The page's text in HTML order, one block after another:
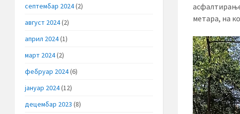
метара, на
септембар 2024(2)
август 2024(2)
април 2024(1)
март 2024(2)
фебруар 2024(6)
јануар 2024(12)
децембар 2023 (8)